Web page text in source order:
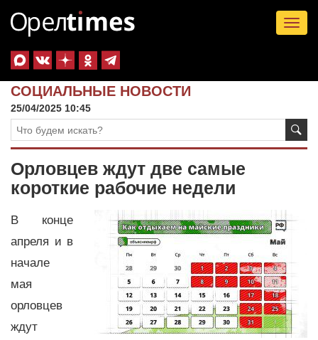
СОЦИАЛЬНЫЕ НОВОСТИ
25/04/2025 10:45
Орловцев ждут две самые
короткие рабочие недели
В конце
апреля и в
начале
мая
орловцев
ждут